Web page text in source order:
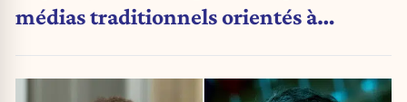
médias traditionnels orientés à